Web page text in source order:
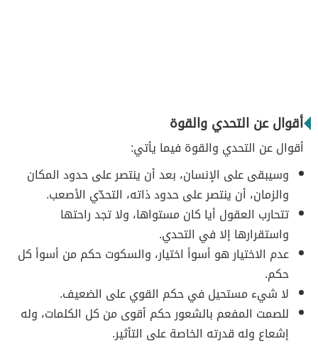
أقوال عن التحدي والقوة
أقوال عن التحدي والقوة فيما يأتي:
وسيبقى على الإنسان، بعد أن ينتصر على حدود المكان
والزمان، أن ينتصر على حدود ذاته، التحدّي الأصعب.
تتحارب العقول أيا كان مستواها، ولا تجد راحتها
واستقرارها إلا في التحدي.
عدم الاختيار هو أسوأ اختيار، والسكوت حكم من أسوأ كل
حكم.
لا شيء مستحيل في حكم القوي على الضعيف.
للصمت المفعم بالشعور حكم أقوى من كل الكلمات، وله
إشعاع وله قدرته الخاصة على التأثير.